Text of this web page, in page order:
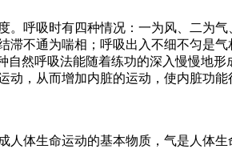
呼吸时有四种情况：一为风、二为
不通为喘相；呼吸出入不细不匀是
然呼吸法能随着练功的深入慢慢地
，从而增加内脏的运动，使内脏功能
体生命运动的基本物质，气是人体